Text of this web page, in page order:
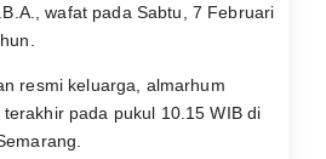
wafat pada Sabtu, 7 Februari
resmi keluarga, almarhum
pada pukul 10.15 WIB di